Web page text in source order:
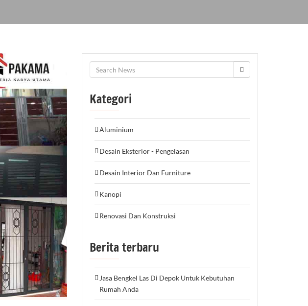
Kategori
Aluminium
Desain Eksterior - Pengelasan
Desain Interior Dan Furniture
Kanopi
Renovasi Dan Konstruksi
Berita terbaru
Jasa Bengkel Las Di Depok Untuk Kebutuhan
Rumah Anda